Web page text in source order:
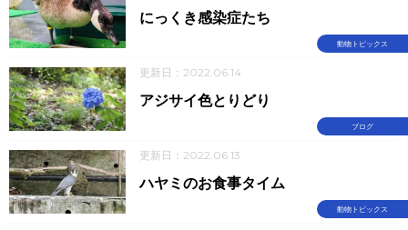
動物トピックス
にっくき感染症たち
更新日：2022.06.14
ブログ
アジサイ色とりどり
更新日：2022.06.13
動物トピックス
ハヤミのお食事タイム